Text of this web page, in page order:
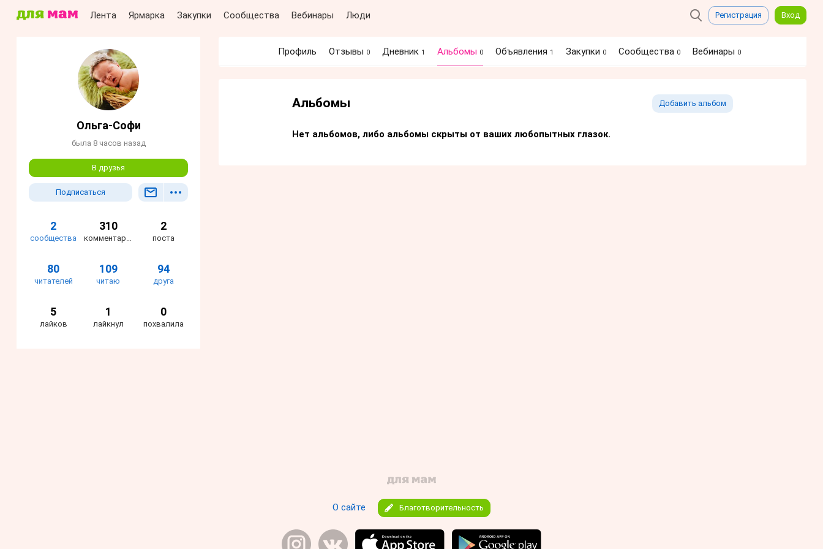
Лента Ярмарка Закупки Сообщества Вебинары Люди Регистрация Вход
Ольга-Софи
была 8 часов назад
В друзья
Подписаться
2
сообщества
310
комментариев
2
поста
80
читателей
109
читаю
94
друга
5
лайков
1
лайкнул
0
похвалила
Профиль Отзывы 0 Дневник 1 Альбомы 0 Объявления 1 Закупки 0 Сообщества 0 Вебинары 0
Альбомы Добавить альбом
Нет альбомов, либо альбомы скрыты от ваших любопытных глазок.
О сайте Благотворительность